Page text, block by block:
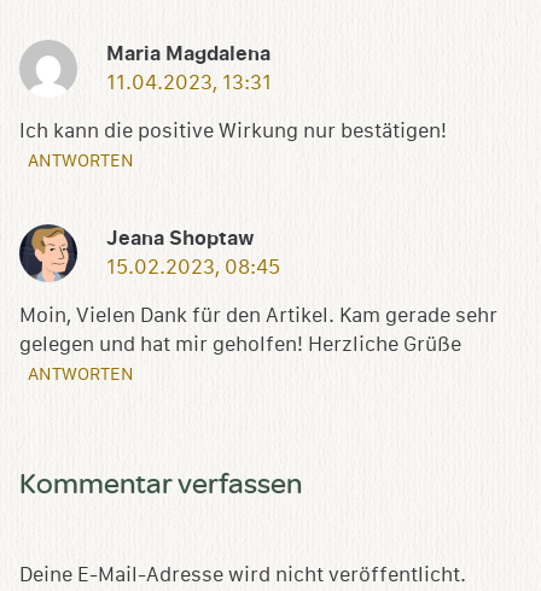
Maria Magdalena
11.04.2023, 13:31
Ich kann die positive Wirkung nur bestätigen!
ANTWORTEN
Jeana Shoptaw
15.02.2023, 08:45
Moin, Vielen Dank für den Artikel. Kam gerade sehr
gelegen und hat mir geholfen! Herzliche Grüße
ANTWORTEN
Kommentar verfassen
Deine E-Mail-Adresse wird nicht veröffentlicht.